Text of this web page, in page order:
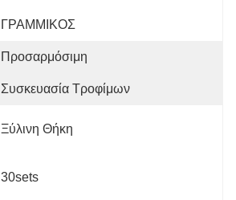
ΓΡΑΜΜΙΚΟΣ
Προσαρμόσιμη
Συσκευασία Τροφίμων
Ξύλινη Θήκη
30sets